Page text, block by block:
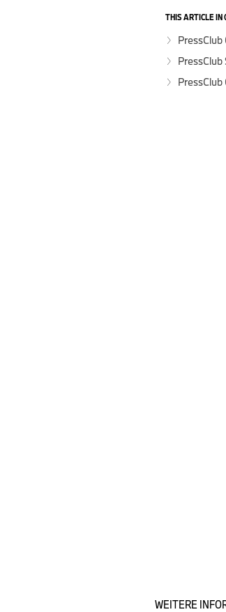
THIS ARTICLE IN
PressClub
PressClub
WEITERE